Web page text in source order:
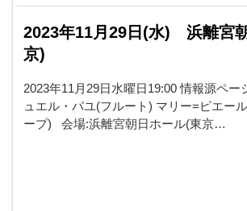
2023年11月29日(水) 浜離宮
京)
2023年11月29日水曜日19:00 情報源ペ
ュエル・パユ(フルート) マリー=ピエー
ープ) 会場:浜離宮朝日ホール(東京…